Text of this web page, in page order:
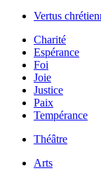
Vertus
Charité
Espérance
Foi
Joie
Justice
Paix
Tempérance
Théâtre
Arts